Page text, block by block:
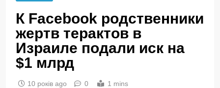
К Facebook родственники
жертв терактов в
Израиле подали иск на
$1 млрд
10 років ago 0 1 mins